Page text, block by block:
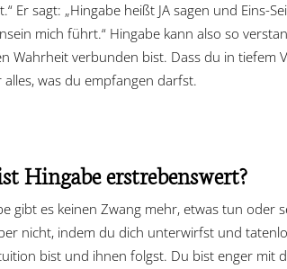
Er sagt: „Hingabe heißt JA sagen und Eins-
mich führt.“ Hingabe kann also so
Wahrheit verbunden bist. Dass du in tiefem
was du empfangen darfst.
Hingabe erstrebenswert?
gibt es keinen Zwang mehr, etwas tun oder
nicht, indem du dich unterwirfst und
bist und ihnen folgst. Du bist enger mit